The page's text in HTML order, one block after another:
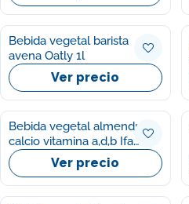
Bebida vegetal barista
avena Oatly 1l
Ver precio
Bebida vegetal almendras
calcio vitamina a,d,b Ifa
eliges 1lVer precio